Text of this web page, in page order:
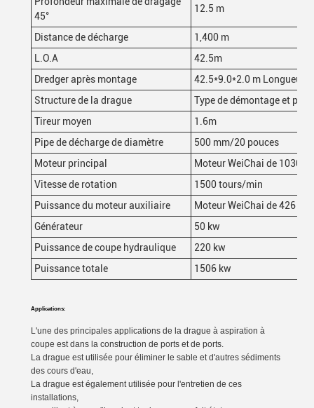
45°
12.5 m
Distance de décharge
1,400 m
L.O.A
42.5m
Dredger après montage
42.5*9.0*2.0 m Longueur
Structure de la drague
Type de démontage et
Tireur moyen
1.6m
Pipe de décharge de diamètre
500 mm/20 pouces
Moteur principal
Moteur WeiChai de 1030
Vitesse de rotation
1500 tours/min
Puissance du moteur auxiliaire
Moteur WeiChai de 426 kW
Générateur
50 kw
Puissance de coupe hydraulique
220 kw
Puissance totale
1506 kw
Applications:
L'une des principales applications de la drague à aspiration à
coupe est dans la construction de ports et de ports.
La drague est utilisée pour éliminer le sable et d'autres sédiments
des cours d'eau,
La drague est également utilisée pour l'entretien de ces
installations,